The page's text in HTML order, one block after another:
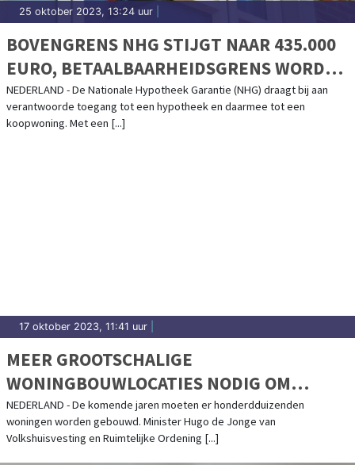
25 oktober 2023, 13:24 uur
BOVENGRENS NHG STIJGT NAAR 435.000
EURO, BETAALBAARHEIDSGRENS WORDT
390.000 EURO
NEDERLAND - De Nationale Hypotheek Garantie (NHG) draagt bij aan
verantwoorde toegang tot een hypotheek en daarmee tot een
koopwoning. Met een [...]
17 oktober 2023, 11:41 uur
MEER GROOTSCHALIGE
WONINGBOUWLOCATIES NODIG OM
TOEKOMSTIG WONINGTEKORT OP TE
LOSSEN
NEDERLAND - De komende jaren moeten er honderdduizenden
woningen worden gebouwd. Minister Hugo de Jonge van
Volkshuisvesting en Ruimtelijke Ordening [...]